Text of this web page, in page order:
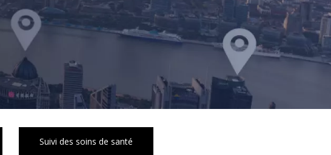
日本語
Italiano
Deutsch
Português
简体中文
Suivi des soins de santé